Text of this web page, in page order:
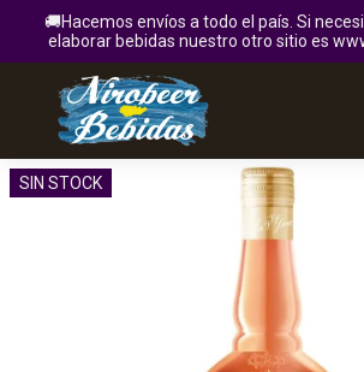
🚚Hacemos envíos a todo el país. Si
elaborar bebidas nuestro otro sitio es
SIN STOCK